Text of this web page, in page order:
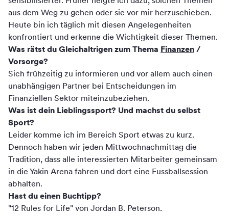
aus dem Weg zu gehen oder sie vor mir herzuschieben.
Heute bin ich täglich mit diesen Angelegenheiten
konfrontiert und erkenne die Wichtigkeit dieser Themen.
Was rätst du Gleichaltrigen zum Thema Finanzen /
Vorsorge?
Sich frühzeitig zu informieren und vor allem auch einen
unabhängigen Partner bei Entscheidungen im
Finanziellen Sektor miteinzubeziehen.
Was ist dein Lieblingssport? Und machst du selbst
Sport?
Leider komme ich im Bereich Sport etwas zu kurz.
Dennoch haben wir jeden Mittwochnachmittag die
Tradition, dass alle interessierten Mitarbeiter gemeinsam
in die Yakin Arena fahren und dort eine Fussballsession
abhalten.
Hast du einen Buchtipp?
"12 Rules for Life" von Jordan B. Peterson.